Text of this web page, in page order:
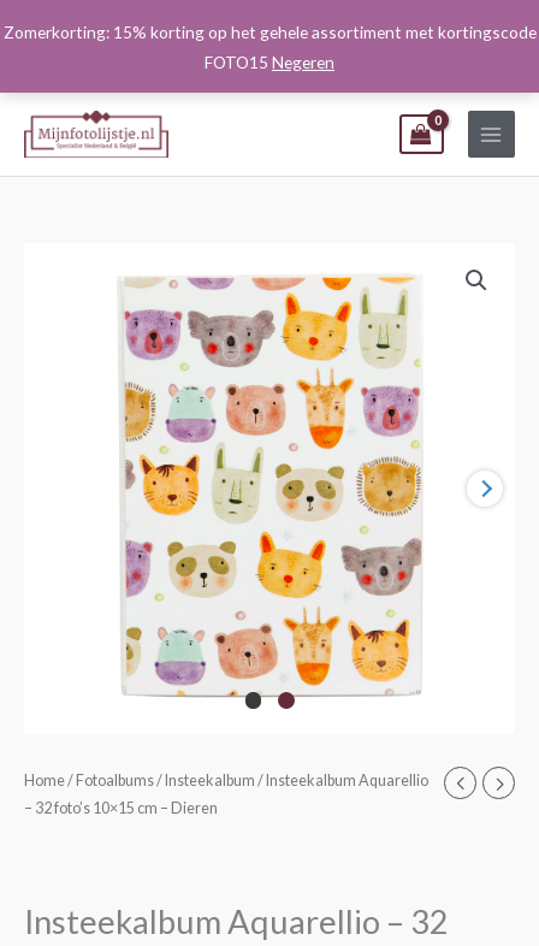
Zomerkorting: 15% korting op het gehele assortiment met kortingscode
FOTO15 Negeren
naar
Home/ Fotoalbums/ Insteekalbum / Insteekalbum Aquarellio
– 32 foto’s 10×15 cm – Dieren
Insteekalbum Aquarellio – 32
Insteekalbum
Aquarellio
10x15